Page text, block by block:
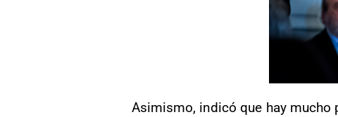
Asimismo, indicó que hay mucho